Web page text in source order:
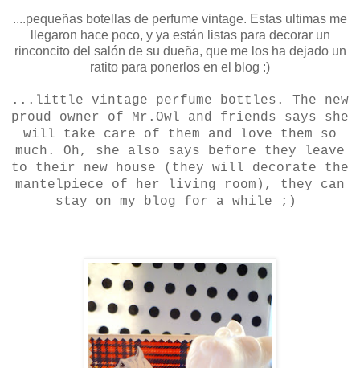
....pequeñas botellas de perfume vintage. Estas ultimas me
llegaron hace poco, y ya están listas para decorar un
rinconcito del salón de su dueña, que me los ha dejado un
ratito para ponerlos en el blog :)
...little vintage perfume bottles. The new
proud owner of Mr.Owl and friends says she
will take care of them and love them so
much. Oh, she also says before they leave
to their new house (they will decorate the
mantelpiece of her living room), they can
stay on my blog for a while ;)